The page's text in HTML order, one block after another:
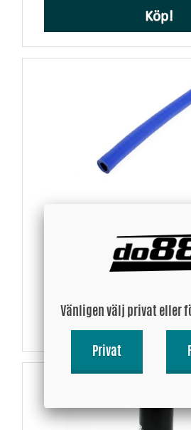
Köp!
596 SEK
Vänligen välj privat eller
Privat